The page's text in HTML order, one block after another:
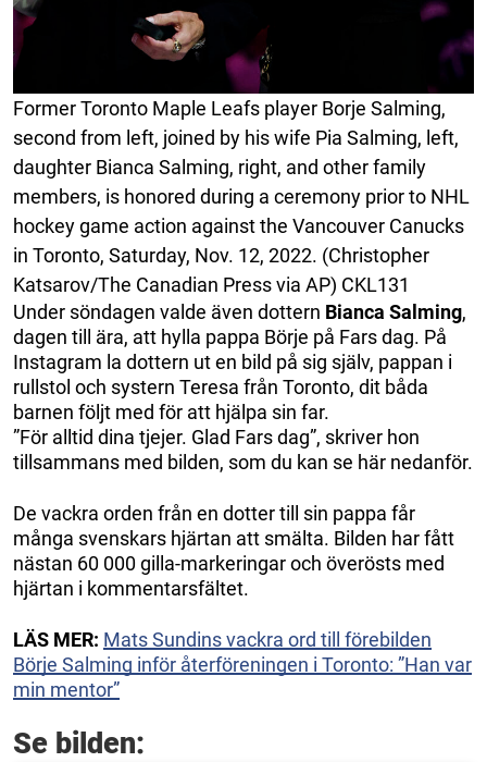
Former Toronto Maple Leafs player Borje Salming,
second from left, joined by his wife Pia Salming, left,
daughter Bianca Salming, right, and other family
members, is honored during a ceremony prior to NHL
hockey game action against the Vancouver Canucks
in Toronto, Saturday, Nov. 12, 2022. (Christopher
Katsarov/The Canadian Press via AP) CKL131
Under söndagen valde även dottern Bianca Salming,
dagen till ära, att hylla pappa Börje på Fars dag. På
Instagram la dottern ut en bild på sig själv, pappan i
rullstol och systern Teresa från Toronto, dit båda
barnen följt med för att hjälpa sin far.
”För alltid dina tjejer. Glad Fars dag”, skriver hon
tillsammans med bilden, som du kan se här nedanför.
De vackra orden från en dotter till sin pappa får
många svenskars hjärtan att smälta. Bilden har fått
nästan 60 000 gilla-markeringar och överösts med
hjärtan i kommentarsfältet.
LÄS MER: Mats Sundins vackra ord till förebilden
Börje Salming inför återföreningen i Toronto: ”Han var
min mentor”
Se bilden: